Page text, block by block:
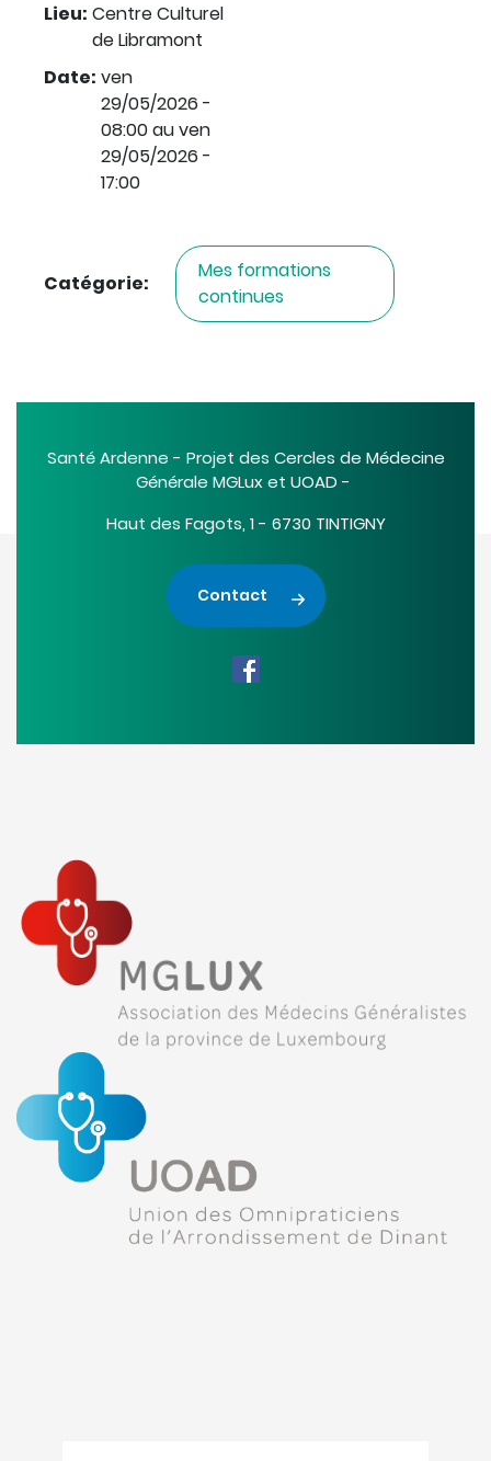
Lieu: Centre Culturel
de Libramont
Date: ven
29/05/2026 -
08:00auven
29/05/2026 -
17:00
Catégorie:
Mes formations
continues
Santé Ardenne - Projet des Cercles de Médecine
Générale MGLux et UOAD -
Haut des Fagots, 1 - 6730 TINTIGNY
Contact